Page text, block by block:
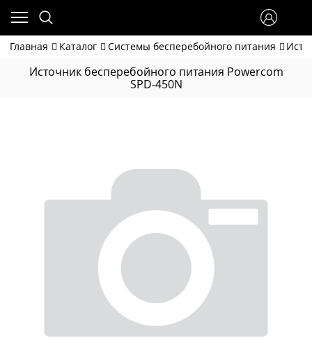
Главная Каталог Системы бесперебойного питания
Источник бесперебойного питания Powercom
SPD-450N